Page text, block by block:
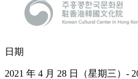
日期
2021 年 4 月 28 日（星期三）-